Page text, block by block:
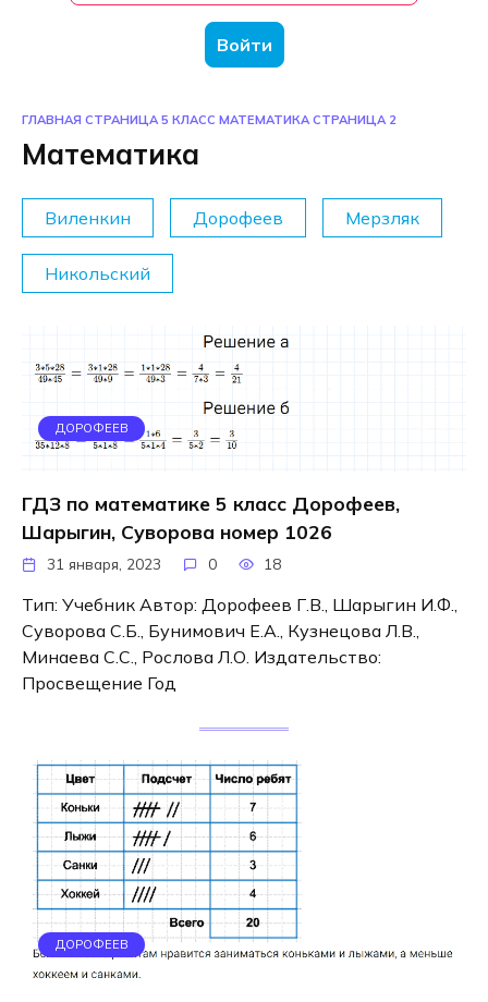
Войти
ГЛАВНАЯ СТРАНИЦА 5 КЛАСС МАТЕМАТИКА СТРАНИЦА 2
Математика
Виленкин Дорофеев Мерзляк
Никольский
ДОРОФЕЕВ
ГДЗ по математике 5 класс Дорофеев,
Шарыгин, Суворова номер 1026
31 января, 2023 0 18
Тип: Учебник Автор: Дорофеев Г.В., Шарыгин И.Ф.,
Суворова С.Б., Бунимович Е.А., Кузнецова Л.В.,
Минаева С.С., Рослова Л.О. Издательство:
Просвещение Год
ДОРОФЕЕВ